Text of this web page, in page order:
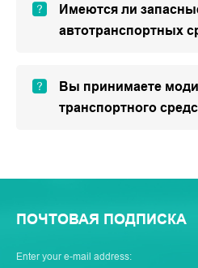
Имеются ли
автотранспортных
Вы принимаете
транспортного
ПОЧТОВАЯ ПОДПИСКА